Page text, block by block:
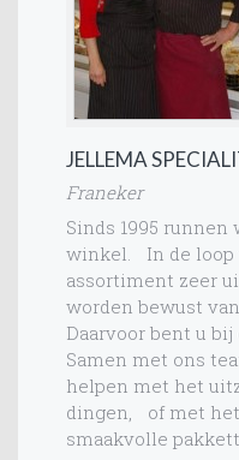
JELLEMA
Franeker
Sinds 1995 runnen
winkel. In de loop
assortiment zeer
worden bewust
Daarvoor bent u
Samen met ons
helpen met het
dingen, of met
smaakvolle